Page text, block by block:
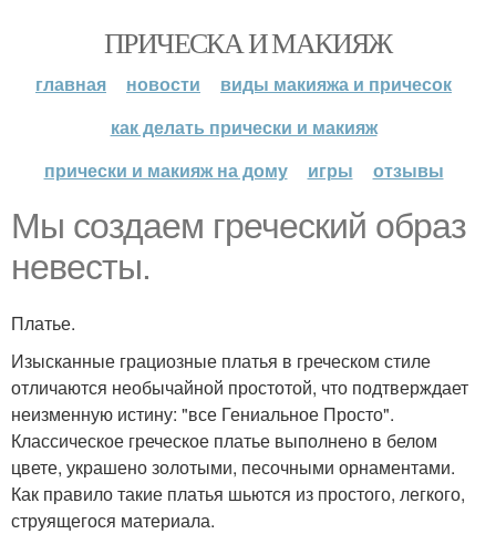
ПРИЧЕСКА И МАКИЯЖ
главная новости
виды макияжа и причесок
как делать прически и макияж
прически и макияж на дому
игры отзывы
Мы создаем греческий образ
невесты.
Платье.
Изысканные грациозные платья в греческом стиле
отличаются необычайной простотой, что подтверждает
неизменную истину: "все Гениальное Просто".
Классическое греческое платье выполнено в белом
цвете, украшено золотыми, песочными орнаментами.
Как правило такие платья шьются из простого, легкого,
струящегося материала.